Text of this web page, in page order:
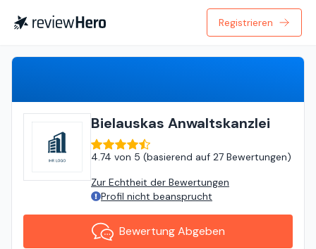
Registrieren
Bielauskas Anwaltskanzlei
4.74 von 5 (basierend auf 27 Bewertungen)
Zur Echtheit der Bewertungen
Profil nicht beansprucht
Bewertung Abgeben